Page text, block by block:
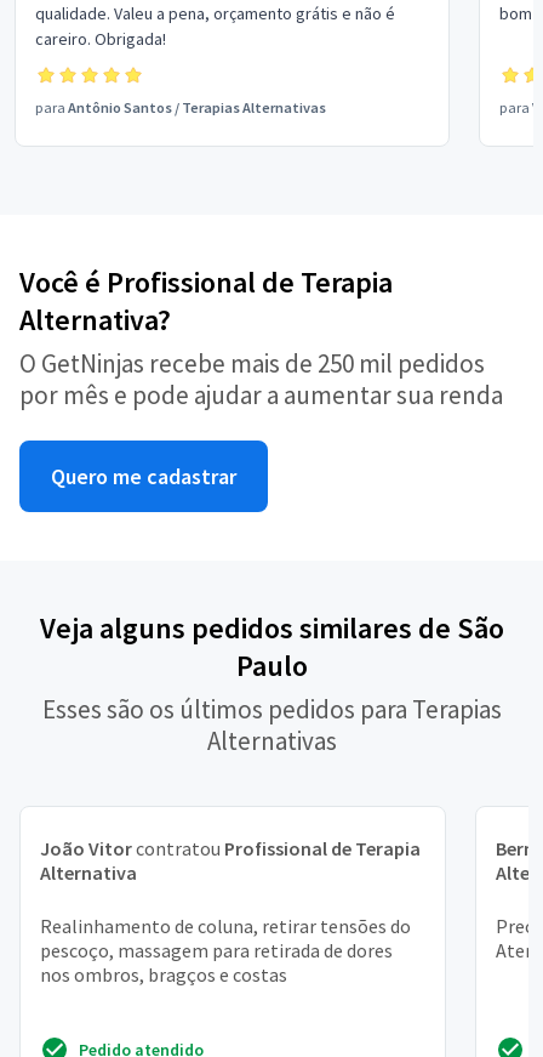
qualidade. Valeu a pena, orçamento grátis e não é
careiro. Obrigada!
para Antônio Santos / Terapias Alternativas
bom
para
Você é Profissional de Terapia
Alternativa?
O GetNinjas recebe mais de 250 mil pedidos
por mês e pode ajudar a aumentar sua renda
Quero me cadastrar
Veja alguns pedidos similares de São
Paulo
Esses são os últimos pedidos para Terapias
Alternativas
João Vitorcontratou Profissional de Terapia
Alternativa
Realinhamento de coluna, retirar tensões do
pescoço, massagem para retirada de dores
nos ombros, bragços e costas
Pedido atendido